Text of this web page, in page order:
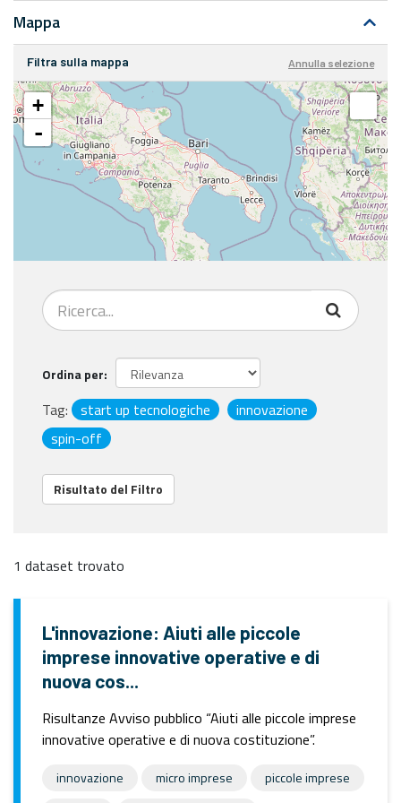
Mappa
Filtra sulla mappa Annulla selezione
+
-
Ordina per
Tag: start up tecnologiche
innovazione
spin-off
Risultato del Filtro
1 dataset trovato
L'innovazione: Aiuti alle piccole
imprese innovative operative e di
nuova cos...
Risultanze Avviso pubblico “Aiuti alle piccole imprese
innovative operative e di nuova costituzione”.
innovazione micro imprese
piccole imprese